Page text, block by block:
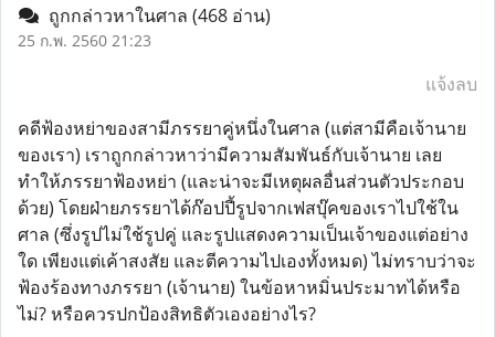
ถูกกล่าวหาในศาล (468 อ่าน)
25 ก.พ. 2560 21:23
แจ้งลบ
คดีฟ้องหย่าของสามีภรรยาคู่หนึ่งในศาล (แต่สามีคือเจ้านาย
ของเรา) เราถูกกล่าวหาว่ามีความสัมพันธ์กับเจ้านาย เลย
ทำให้ภรรยาฟ้องหย่า (และน่าจะมีเหตุผลอื่นส่วนตัวประกอบ
ด้วย) โดยฝ่ายภรรยาได้ก๊อปปี้รูปจากเฟสบุ๊คของเราไปใช้ใน
ศาล (ซึ่งรูปไม่ใช้รูปคู่ และรูปแสดงความเป็นเจ้าของแต่อย่าง
ใด เพียงแต่เค้าสงสัย และตีความไปเองทั้งหมด) ไม่ทราบว่าจะ
ฟ้องร้องทางภรรยา (เจ้านาย) ในข้อหาหมิ่นประมาทได้หรือ
ไม่? หรือควรปกป้องสิทธิตัวเองอย่างไร?